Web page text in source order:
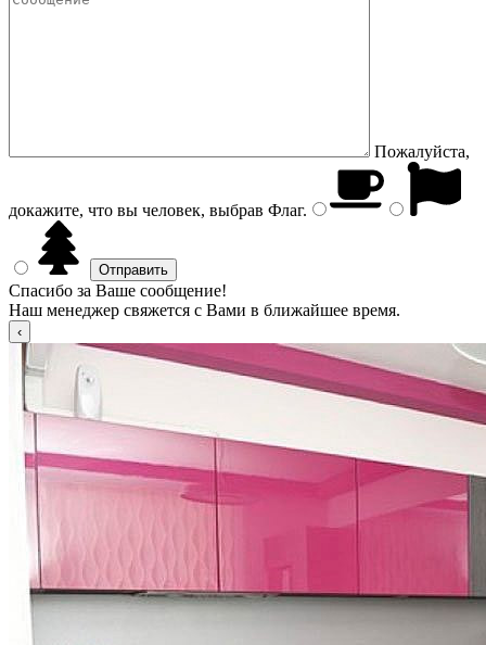
Пожалуйста,
докажите, что вы человек, выбрав Флаг.
Спасибо за Ваше сообщение!
Наш менеджер свяжется с Вами в ближайшее время.